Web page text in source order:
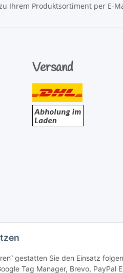
gestatten Sie den Einsatz
Tag Manager, Brevo,
Ihrem Produktsortiment per E-
Versand